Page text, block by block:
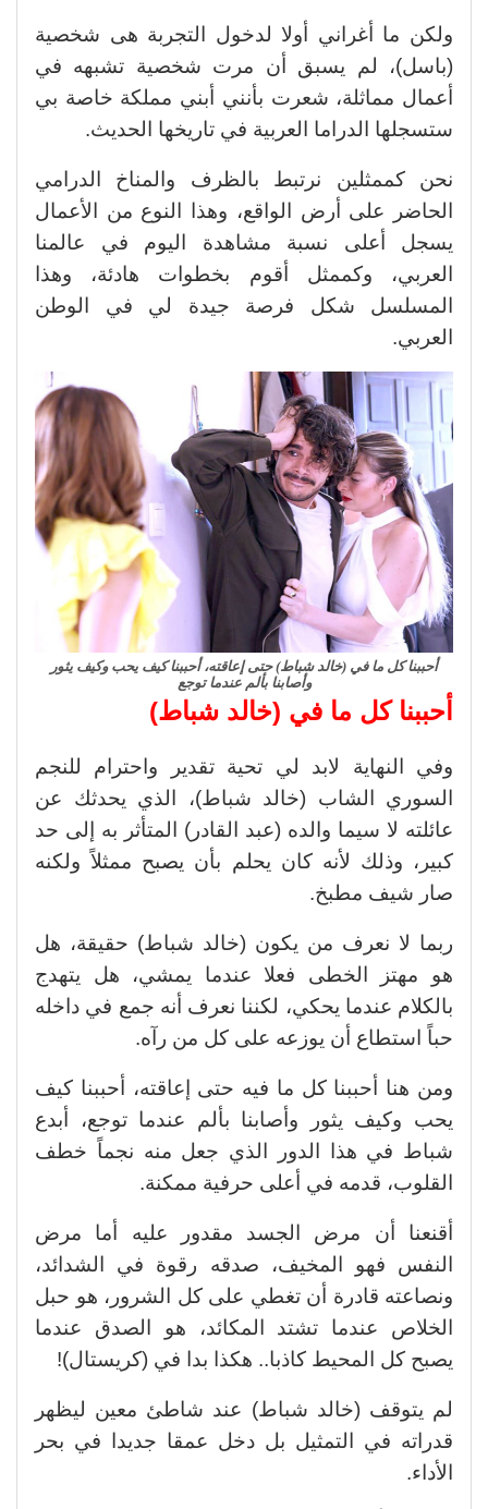
ولكن ما أغراني أولا لدخول التجربة هى شخصية
(باسل)، لم يسبق أن مرت شخصية تشبهه في
أعمال مماثلة، شعرت بأنني أبني مملكة خاصة بي
ستسجلها الدراما العربية في تاريخها الحديث.
نحن كممثلين نرتبط بالظرف والمناخ الدرامي
الحاضر على أرض الواقع، وهذا النوع من الأعمال
يسجل أعلى نسبة مشاهدة اليوم في عالمنا
العربي، وكممثل أقوم بخطوات هادئة، وهذا
المسلسل شكل فرصة جيدة لي في الوطن
العربي.
أحببنا كل ما في (خالد شباط) حتى إعاقته، أحببنا كيف يحب وكيف يثور
وأصابنا بألم عندما توجع
أحببنا كل ما في (خالد شباط)
وفي النهاية لابد لي تحية تقدير واحترام للنجم
السوري الشاب (خالد شباط)، الذي يحدثك عن
عائلته لا سيما والده (عبد القادر) المتأثر به إلى حد
كبير، وذلك لأنه كان يحلم بأن يصبح ممثلاً ولكنه
صار شيف مطبخ.
ربما لا نعرف من يكون (خالد شباط) حقيقة، هل
هو مهتز الخطى فعلا عندما يمشي، هل يتهدج
بالكلام عندما يحكي، لكننا نعرف أنه جمع في داخله
حباً استطاع أن يوزعه على كل من رآه.
ومن هنا أحببنا كل ما فيه حتى إعاقته، أحببنا كيف
يحب وكيف يثور وأصابنا بألم عندما توجع، أبدع
شباط في هذا الدور الذي جعل منه نجماً خطف
القلوب، قدمه في أعلى حرفية ممكنة.
أقنعنا أن مرض الجسد مقدور عليه أما مرض
النفس فهو المخيف، صدقه رقوة في الشدائد،
ونصاعته قادرة أن تغطي على كل الشرور، هو حبل
الخلاص عندما تشتد المكائد، هو الصدق عندما
يصبح كل المحيط كاذبا.. هكذا بدا في (كريستال)!
لم يتوقف (خالد شباط) عند شاطئ معين ليظهر
قدراته في التمثيل بل دخل عمقا جديدا في بحر
الأداء.